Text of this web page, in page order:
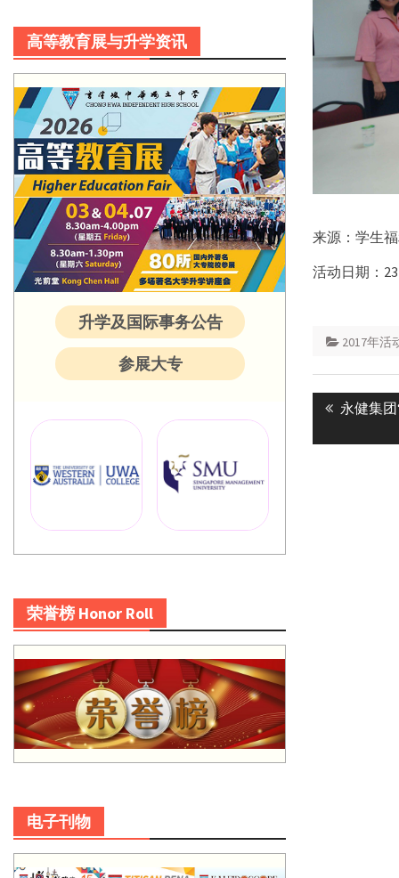
来源：学生
活动日期：
2017年活
Post
Previous
永健集
高等教育展与升学资讯
升学及国际事务公告
参展大专
荣誉榜 Honor Roll
电子刊物